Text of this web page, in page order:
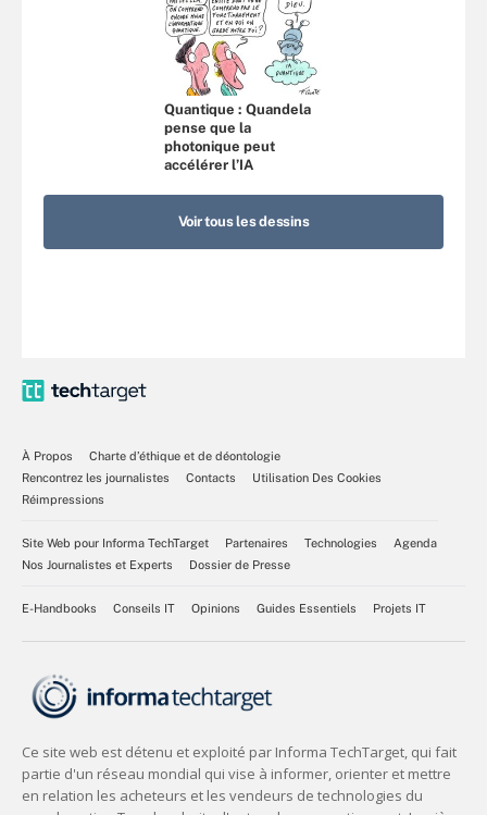
Quantique : Quandela
pense que la
photonique peut
accélérer l’IA
Voir tous les dessins
À Propos
Charte d’éthique et de déontologie
Rencontrez les journalistes
Contacts
Utilisation Des Cookies
Réimpressions
Site Web pour Informa TechTarget Partenaires Technologies
Agenda
Nos Journalistes et Experts
Dossier de Presse
E-Handbooks Conseils IT Opinions Guides Essentiels Projets IT